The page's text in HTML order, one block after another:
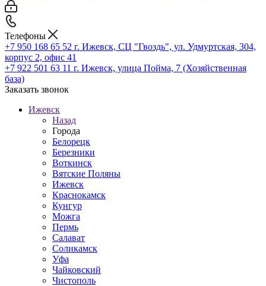
Телефоны
+7 950 168 65 52 г. Ижевск, СЦ "Гвоздь", ул. Удмуртская, 304,
корпус 2, офис 41
+7 922 501 63 11 г. Ижевск, улица Пойма, 7 (Хозяйственная
база)
Заказать звонок
Ижевск
Назад
Города
Белорецк
Березники
Воткинск
Вятские Поляны
Ижевск
Краснокамск
Кунгур
Можга
Пермь
Салават
Соликамск
Уфа
Чайковский
Чистополь